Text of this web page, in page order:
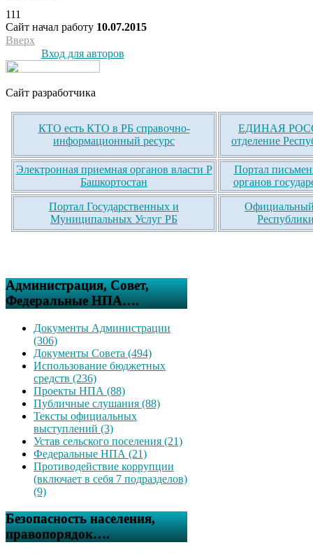
111
Сайт начал работу 10.07.2015
Вверх
Вход для авторов
Сайт разработчика
КТО есть КТО в РБ справочно-
информационный ресурс
ЕДИНАЯ
отделение
Электронная приемная органов власти Р
Башкортостан
Портал
органов
Портал Государственных и
Муниципальных Услуг РБ
Официальный
Администрация, Совет,
Федеральные НПА….
Документы Администрации
(306)
Документы Совета (494)
Использование бюджетных
средств (236)
Проекты НПА (88)
Публичные слушания (88)
Тексты официальных
выступлений (3)
Устав сельского поселения (21)
Федеральные НПА (21)
Противодействие коррупции
(включает в себя 7 подразделов)
(9)
Безопасность населения,
правопорядок….